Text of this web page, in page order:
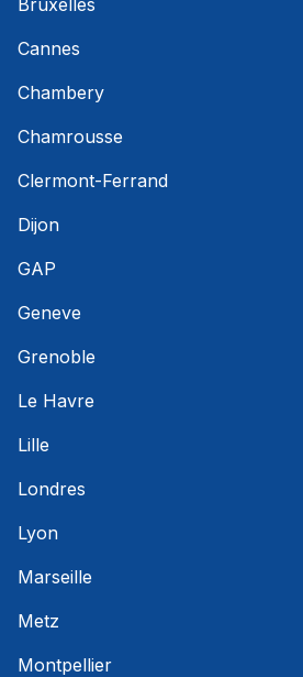
Cannes
Chambery
Chamrousse
Clermont-Ferrand
Dijon
GAP
Geneve
Grenoble
Le Havre
Lille
Londres
Lyon
Marseille
Metz
Montpellier